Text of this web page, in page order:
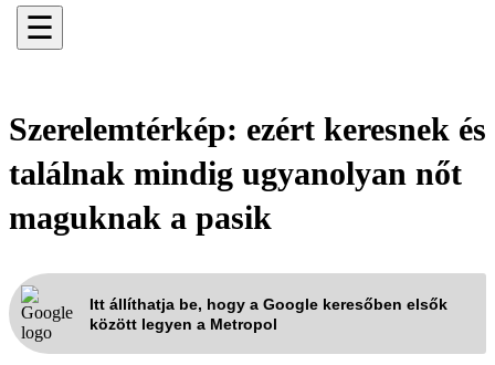
☰
Szerelemtérkép: ezért keresnek és
találnak mindig ugyanolyan nőt
maguknak a pasik
Itt állíthatja be, hogy a Google keresőben elsők
között legyen a Metropol